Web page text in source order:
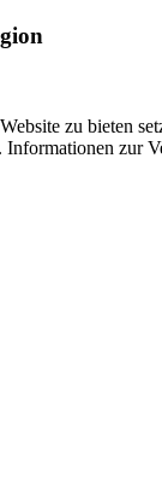
zu bieten
zur